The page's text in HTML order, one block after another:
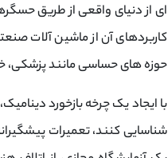
‌ای از دنیای واقعی از طریق
کاربردهای آن از ماشین ‌آلات
حوزه‌ های حساسی مانند پزشکی،
با ایجاد یک چرخه بازخورد
شناسایی کنند، تعمیرات